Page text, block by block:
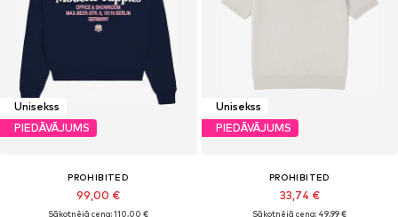
Unisekss
PIEDĀVĀJUMS
PROHIBITED
99,00 €
Sākotnējā cena: 110,00 €
Unisekss
PIEDĀVĀJUMS
PROHIBITED
33,74 €
Sākotnējā cena: 49,99 €